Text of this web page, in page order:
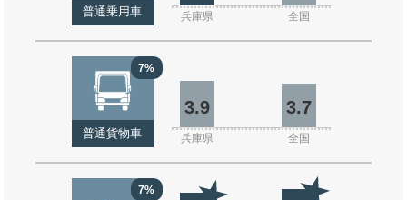
普通乗用車 兵庫県 全国
7%
普通貨物車
3.9 3.7
兵庫県 全国
7%